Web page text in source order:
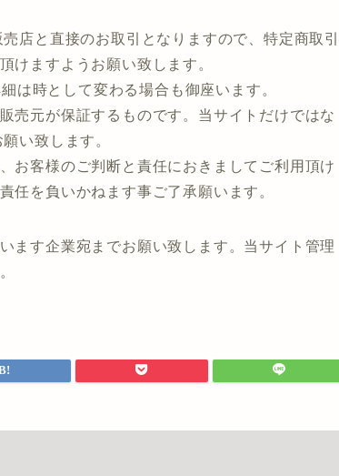
店と直接のお取引となりますので、特定商取引
けますようお願い致します。
は時として変わる場合も御座います。
売元が保証するものです。当サイトだけではな
い致します。
お客様のご判断と責任におきましてご利用頂け
任を負いかねます事ご了承願います。
ます企業宛までお願い致します。当サイト管理